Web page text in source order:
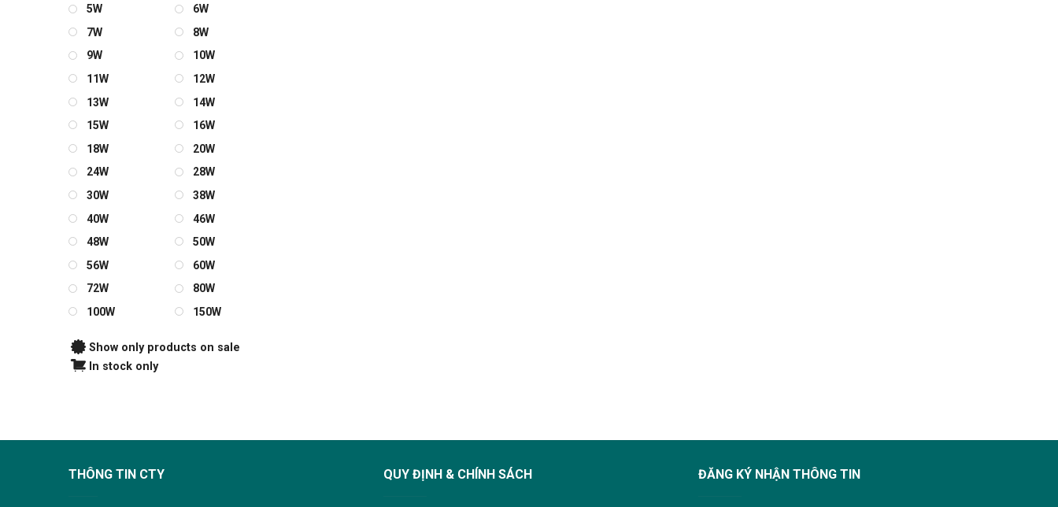
5W
6W
7W
8W
9W
10W
11W
12W
13W
14W
15W
16W
18W
20W
24W
28W
30W
38W
40W
46W
48W
50W
56W
60W
72W
80W
100W
150W
Show only products on sale
In stock only
THÔNG TIN CTY QUY ĐỊNH & CHÍNH SÁCH ĐĂNG KÝ NHẬN THÔNG TIN